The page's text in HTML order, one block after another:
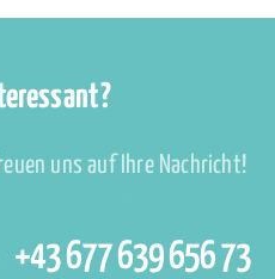
uns auf Ihre Nachricht!
+43 677 639 656 73